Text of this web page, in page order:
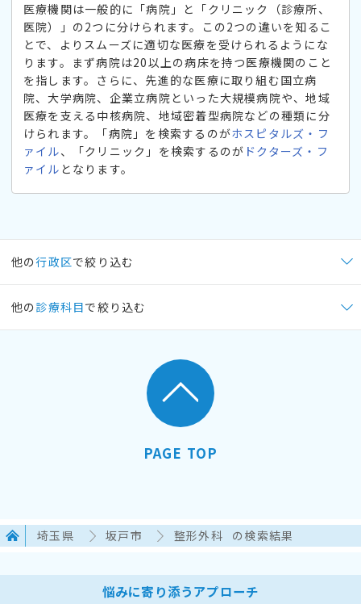
医療機関は一般的に「病院」と「クリニック（診療所、
医院）」の2つに分けられます。この2つの違いを知るこ
とで、よりスムーズに適切な医療を受けられるようにな
ります。まず病院は20以上の病床を持つ医療機関のこと
を指します。さらに、先進的な医療に取り組む国立病
院、大学病院、企業立病院といった大規模病院や、地域
医療を支える中核病院、地域密着型病院などの種類に分
けられます。「病院」を検索するのがホスピタルズ・フ
ァイル、「クリニック」を検索するのが ドクターズ・フ
ァイル となります。
他の行政区で絞り込む
他の 診療科目で絞り込む
PAGE TOP
埼玉県 坂戸市 整形外科 の検索結果
悩みに寄り添うアプローチ